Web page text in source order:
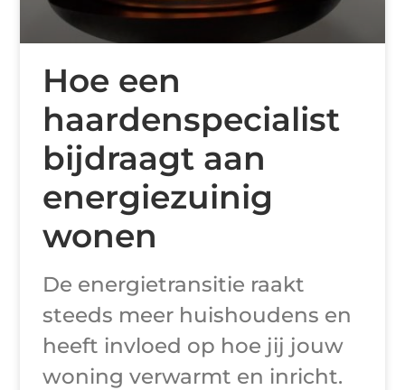
Hoe een
haardenspecialist
bijdraagt aan
energiezuinig
wonen
De energietransitie raakt
steeds meer huishoudens en
heeft invloed op hoe jij jouw
woning verwarmt en inricht.